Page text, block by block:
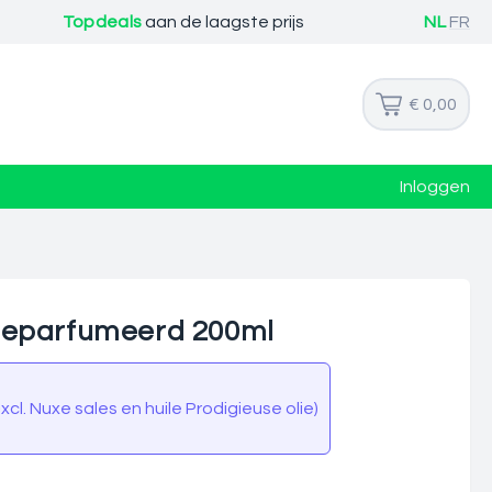
Topdealsaan de laagste prijs NL FR
€ 0,00
Inloggen
200ml
Nuxe sales en huile Prodigieuse olie)